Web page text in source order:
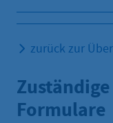
zurück zur
Formulare